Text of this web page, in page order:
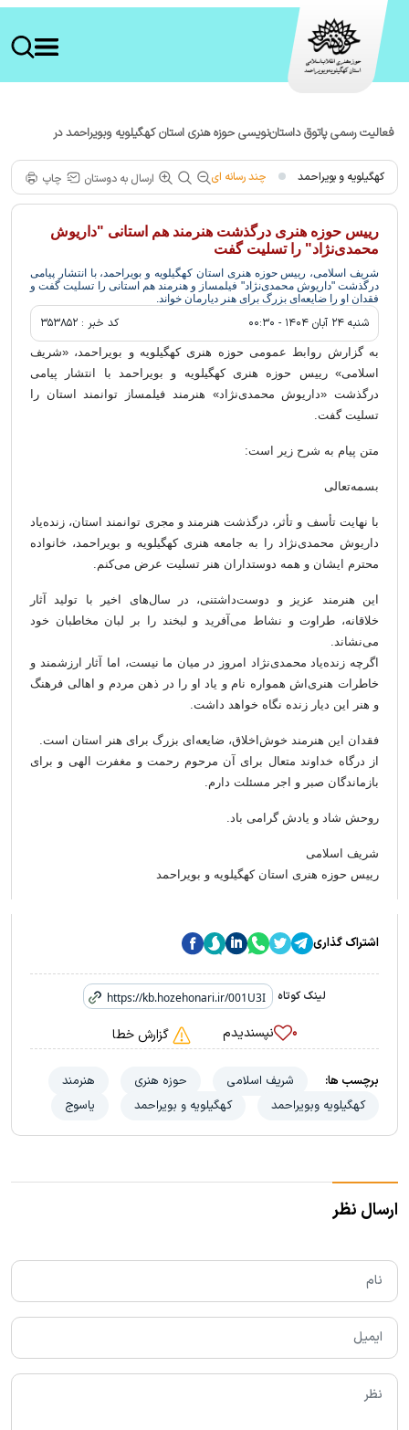
فعالیت رسمی پاتوق داستان‌نویسی حوزه هنری استان کهگیلویه وبویراحمد در
شهرستان لنده
کهگیلویه و بویراحمد چند رسانه ای ارسال به دوستان چاپ
رییس حوزه هنری درگذشت هنرمند هم استانی "داریوش
محمدی‌نژاد" را تسلیت گفت
شریف اسلامی، رییس حوزه هنری استان کهگیلویه و بویراحمد، با انتشار پیامی
درگذشت "داریوش محمدی‌نژاد" فیلمساز و هنرمند هم استانی را تسلیت گفت و
فقدان او را ضایعه‌ای بزرگ برای هنر دیارمان خواند.
شنبه ۲۴ آبان ۱۴۰۴ - ۰۰:۳۰ کد خبر :
به گزارش روابط عمومی حوزه هنری کهگیلویه و بویراحمد، «شریف
اسلامی» رییس حوزه هنری کهگیلویه و بویراحمد با انتشار پیامی
درگذشت «داریوش محمدی‌نژاد» هنرمند فیلمساز توانمند استان را
تسلیت گفت.
متن پیام به شرح زیر است:
بسمه‌تعالی
با نهایت تأسف و تأثر، درگذشت هنرمند و مجری توانمند استان، زنده‌یاد
داریوش محمدی‌نژاد را به جامعه هنری کهگیلویه و بویراحمد، خانواده
محترم ایشان و همه دوستداران هنر تسلیت عرض می‌کنم.
این هنرمند عزیز و دوست‌داشتنی، در سال‌های اخیر با تولید آثار
خلاقانه، طراوت و نشاط می‌آفرید و لبخند را بر لبان مخاطبان خود
می‌نشاند.
اگرچه زنده‌یاد محمدی‌نژاد امروز در میان ما نیست، اما آثار ارزشمند و
خاطرات هنری‌اش همواره نام و یاد او را در ذهن مردم و اهالی فرهنگ
و هنر این دیار زنده نگاه خواهد داشت.
فقدان این هنرمند خوش‌اخلاق، ضایعه‌ای بزرگ برای هنر استان است.
از درگاه خداوند متعال برای آن مرحوم رحمت و مغفرت الهی و برای
بازماندگان صبر و اجر مسئلت دارم.
روحش شاد و یادش گرامی باد.
شریف اسلامی
رییس حوزه هنری استان کهگیلویه و بویراحمد
اشتراک گذاری
لینک کوتاه
۰ نپسندیدم گزارش خطا
برچسب ها: شریف اسلامی حوزه هنری
هنرمند
کهگیلویه وبویراحمد
کهگیلویه و بویراحمد یاسوج
ارسال نظر